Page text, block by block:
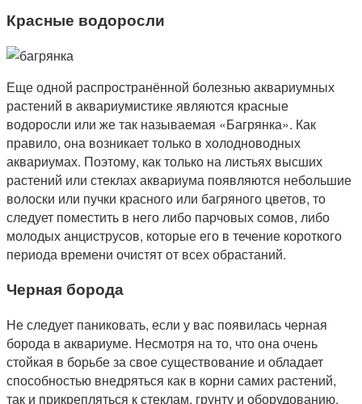
Красные водоросли
Еще одной распространённой болезнью аквариумных
растений в аквариумистике являются красные
водоросли или же так называемая «Багрянка». Как
правило, она возникает только в холодноводных
аквариумах. Поэтому, как только на листьях высших
растений или стеклах аквариума появляются небольшие
волоски или пучки красного или багряного цветов, то
следует поместить в него либо парчовых сомов, либо
молодых анциструсов, которые его в течение короткого
периода времени очистят от всех обрастаний.
Черная борода
Не следует паниковать, если у вас появилась черная
борода в аквариуме. Несмотря на то, что она очень
стойкая в борьбе за свое существование и обладает
способностью внедряться как в корни самих растений,
так и прикрепляться к стеклам, грунту и оборудованию,